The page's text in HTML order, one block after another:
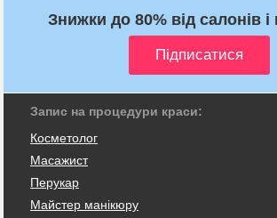
Знижки до 80% від салонів і
Запис на процедури краси:
Косметолог
Масажист
Перукар
Майстер манікюру